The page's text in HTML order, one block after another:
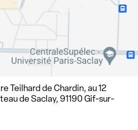
Teilhard de Chardin, au 12
de Saclay, 91190 Gif-sur-